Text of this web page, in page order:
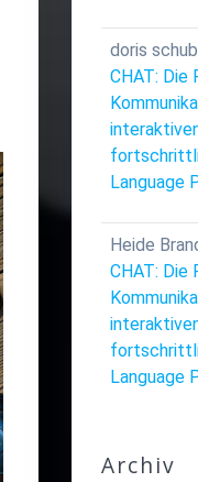
doris
CHAT: Die
Language
Heide
CHAT: Die
Language
Archiv